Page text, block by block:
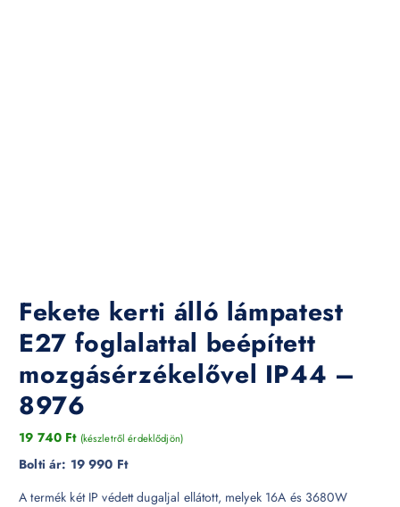
Fekete kerti álló lámpatest
E27 foglalattal beépített
mozgásérzékelővel IP44 –
8976
19 740 Ft (készletről érdeklődjön)
Bolti ár: 19 990 Ft
A termék két IP védett dugaljal ellátott, melyek 16A és 3680W